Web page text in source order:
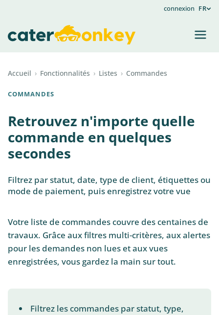
connexion FR
Accueil › Fonctionnalités › Listes › Commandes
COMMANDES
Retrouvez n'importe quelle
commande en quelques
secondes
Filtrez par statut, date, type de client, étiquettes ou
mode de paiement, puis enregistrez votre vue
Votre liste de commandes couvre des centaines de
travaux. Grâce aux filtres multi-critères, aux alertes
pour les demandes non lues et aux vues
enregistrées, vous gardez la main sur tout.
Filtrez les commandes par statut, type,